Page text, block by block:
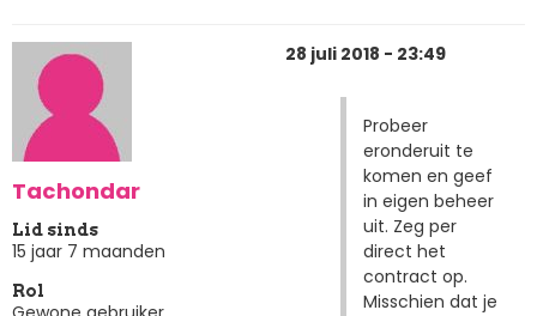
Tachondar
Lid sinds
15 jaar 7 maanden
Rol
28 juli 2018 - 23:49
Probeer
eronderuit te
komen en geef
in eigen beheer
uit. Zeg per
direct het
contract op.
Misschien dat je